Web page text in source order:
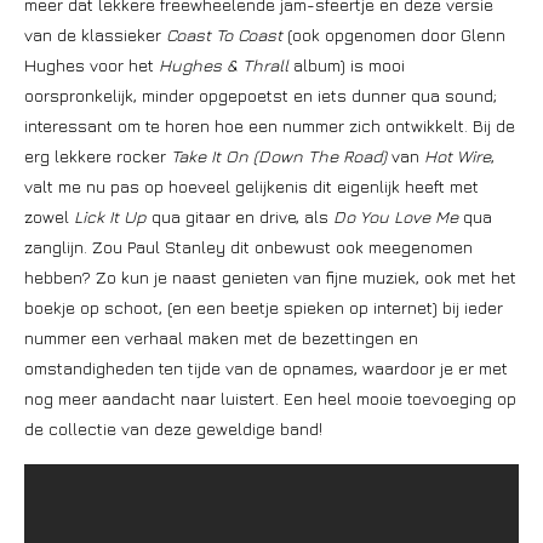
meer dat lekkere freewheelende jam-sfeertje en deze versie
van de klassieker Coast To Coast(ook opgenomen door Glenn
Hughes voor het Hughes & Thrallalbum) is mooi
oorspronkelijk, minder opgepoetst en iets dunner qua sound;
interessant om te horen hoe een nummer zich ontwikkelt. Bij de
erg lekkere rocker Take It On (Down The Road)van Hot Wire,
valt me nu pas op hoeveel gelijkenis dit eigenlijk heeft met
zowel Lick It Up qua gitaar en drive, als Do You Love Mequa
zanglijn. Zou Paul Stanley dit onbewust ook meegenomen
hebben? Zo kun je naast genieten van fijne muziek, ook met het
boekje op schoot, (en een beetje spieken op internet) bij ieder
nummer een verhaal maken met de bezettingen en
omstandigheden ten tijde van de opnames, waardoor je er met
nog meer aandacht naar luistert. Een heel mooie toevoeging op
de collectie van deze geweldige band!